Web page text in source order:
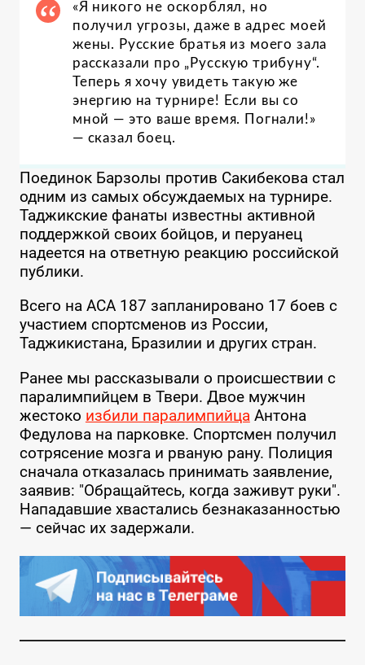
«Я никого не оскорблял, но
получил угрозы, даже в адрес моей
жены. Русские братья из моего зала
рассказали про „Русскую трибуну“.
Теперь я хочу увидеть такую же
энергию на турнире! Если вы со
мной — это ваше время. Погнали!»
— сказал боец.
Поединок Барзолы против Сакибекова стал
одним из самых обсуждаемых на турнире.
Таджикские фанаты известны активной
поддержкой своих бойцов, и перуанец
надеется на ответную реакцию российской
публики.
Всего на ACA 187 запланировано 17 боев с
участием спортсменов из России,
Таджикистана, Бразилии и других стран.
Ранее мы рассказывали о происшествии с
паралимпийцем в Твери. Двое мужчин
жестоко избили паралимпийца Антона
Федулова на парковке. Спортсмен получил
сотрясение мозга и рваную рану. Полиция
сначала отказалась принимать заявление,
заявив: "Обращайтесь, когда заживут руки".
Нападавшие хвастались безнаказанностью
— сейчас их задержали.